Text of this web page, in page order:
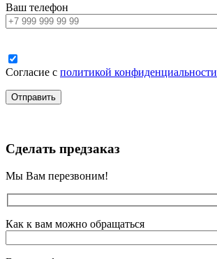
Ваш телефон
Согласие с политикой конфиденциальности
Сделать предзаказ
Мы Вам перезвоним!
Как к вам можно обращаться